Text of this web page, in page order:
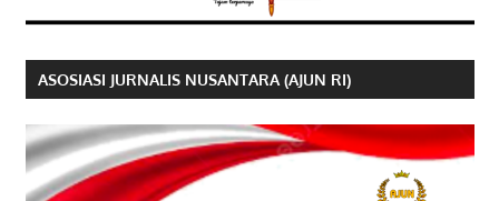
ASOSIASI JURNALIS NUSANTARA (AJUN RI)